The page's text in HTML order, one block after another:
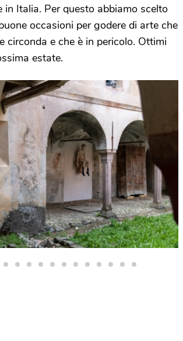
in Italia. Per questo abbiamo scelto
occasioni per godere di arte che
circonda e che è in pericolo. Ottimi
estate.